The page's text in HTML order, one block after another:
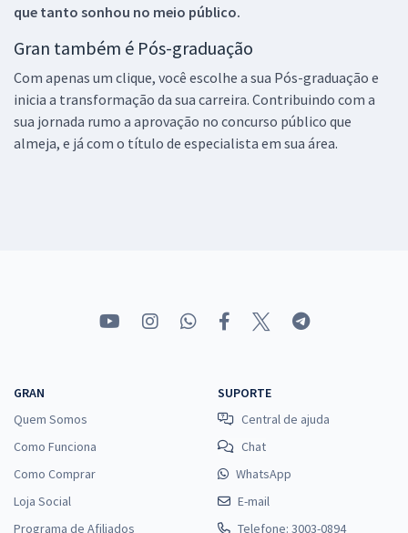
que tanto sonhou no meio público.
Gran também é Pós-graduação
Com apenas um clique, você escolhe a sua Pós-graduação e
inicia a transformação da sua carreira. Contribuindo com a
sua jornada rumo a aprovação no concurso público que
almeja, e já com o título de especialista em sua área.
GRAN
Quem Somos
Como Funciona
Como Comprar
Loja Social
Programa de Afiliados
SUPORTE
Central de ajuda
Chat
WhatsApp
E-mail
Telefone: 3003-0894